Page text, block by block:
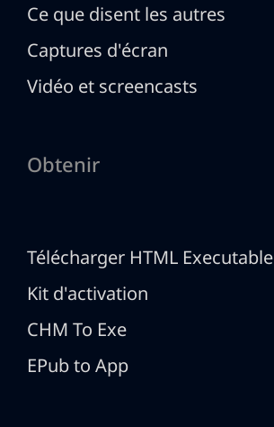
Ce que disent les autres
Captures d'écran
Vidéo et screencasts
Obtenir
Télécharger HTML Executable
Kit d'activation
CHM To Exe
EPub to App